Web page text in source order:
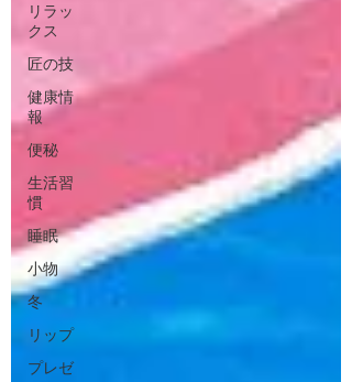
リラッ
クス
匠の技
健康情
報
便秘
生活習
慣
睡眠
小物
冬
リップ
プレゼ